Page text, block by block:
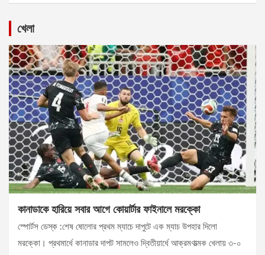
খেলা
কানাডাকে হারিয়ে সবার আগে কোয়ার্টার ফাইনালে মরক্কো
স্পোর্টস ডেস্ক :শেষ ষোলোর প্রথম ম্যাচে দাপুটে এক ম্যাচ উপহার দিলো
মরক্কো। প্রথমার্ধে কানাডার দাপট সামলেও দ্বিতীয়ার্ধে আক্রমণাত্মক খেলায় ৩-০